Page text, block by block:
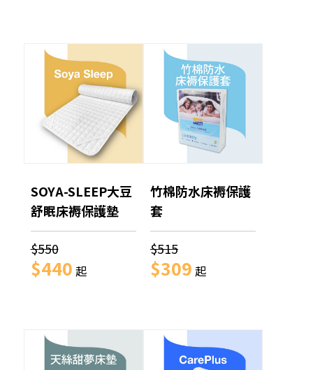
SOYA-SLEEP大豆
舒眠床褥保護墊
$550
$440 起
竹棉防水床褥保護
套
$515
$309 起